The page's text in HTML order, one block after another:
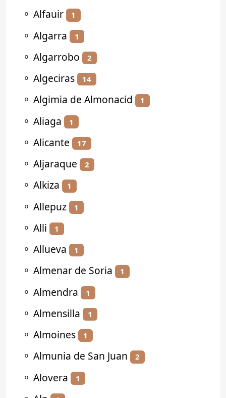
⚬ Alfauir 1
⚬ Algarra 1
⚬ Algarrobo 2
⚬ Algeciras 14
⚬ Algimia de Almonacid 1
⚬ Aliaga 1
⚬ Alicante 17
⚬ Aljaraque 2
⚬ Alkiza 1
⚬ Allepuz 1
⚬ Alli 1
⚬ Allueva 1
⚬ Almenar de Soria 1
⚬ Almendra 1
⚬ Almensilla 1
⚬ Almoines 1
⚬ Almunia de San Juan 2
⚬ Alovera 1